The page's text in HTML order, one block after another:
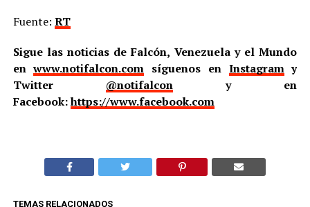
Fuente: RT
Sigue las noticias de Falcón, Venezuela y el Mundo
enwww.notifalcon.com síguenos en Instagramy
Twitter @notifalcony en
Facebook:https://www.facebook.com
TEMAS RELACIONADOS